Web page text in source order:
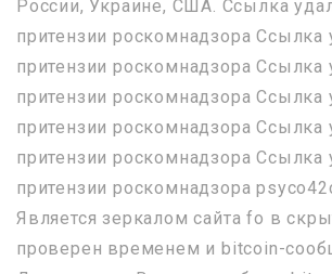
России, Украине, США. Ссылка
притензии роскомнадзора Ссылка
притензии роскомнадзора Ссылка
притензии роскомнадзора Ссылка
притензии роскомнадзора Ссылка
притензии роскомнадзора Ссылка
притензии роскомнадзора
Является зеркалом сайта fo в
проверен временем и bitcoin-